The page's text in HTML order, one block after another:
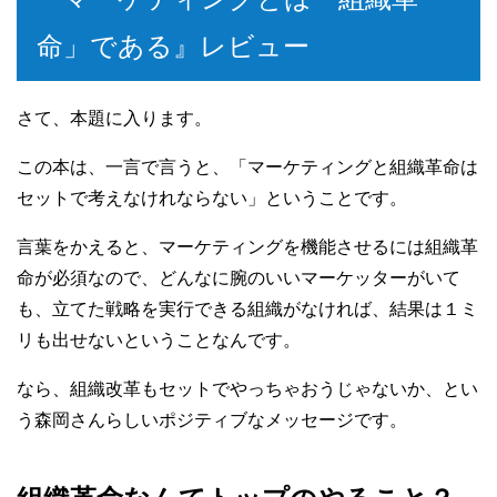
命」である』レビュー
さて、本題に入ります。
この本は、一言で言うと、「マーケティングと組織革命は
セットで考えなけれならない」ということです。
言葉をかえると、マーケティングを機能させるには組織革
命が必須なので、どんなに腕のいいマーケッターがいて
も、立てた戦略を実行できる組織がなければ、結果は１ミ
リも出せないということなんです。
なら、組織改革もセットでやっちゃおうじゃないか、とい
う森岡さんらしいポジティブなメッセージです。